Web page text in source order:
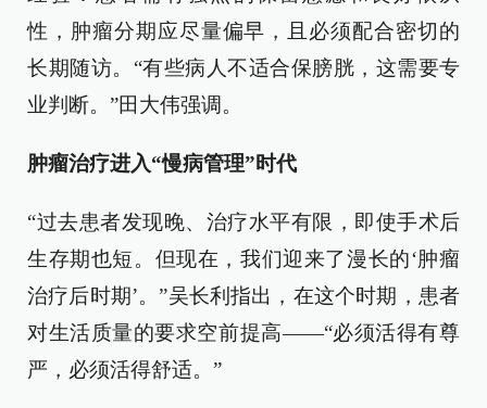
性，肿瘤分期应尽量偏早，且必须配合密切的
长期随访。“有些病人不适合保膀胱，这需要专
业判断。”田大伟强调。
肿瘤治疗进入“慢病管理”时代
“过去患者发现晚、治疗水平有限，即使手术后
生存期也短。但现在，我们迎来了漫长的‘肿瘤
治疗后时期’。”吴长利指出，在这个时期，患者
对生活质量的要求空前提高——“必须活得有尊
严，必须活得舒适。”